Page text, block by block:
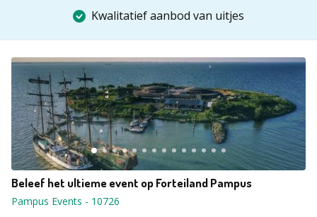
Kwalitatief aanbod van uitjes
Beleef het ultieme event op Forteiland Pampus
Pampus Events - 10726